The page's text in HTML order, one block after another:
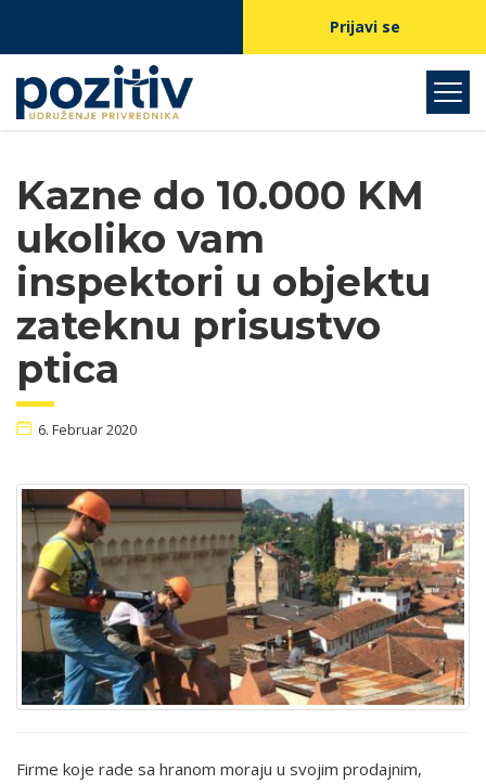
Prijavi se
Kazne do 10.000 KM
ukoliko vam
inspektori u objektu
zateknu prisustvo
ptica
6. Februar 2020
Firme koje rade sa hranom moraju u svojim prodajnim,